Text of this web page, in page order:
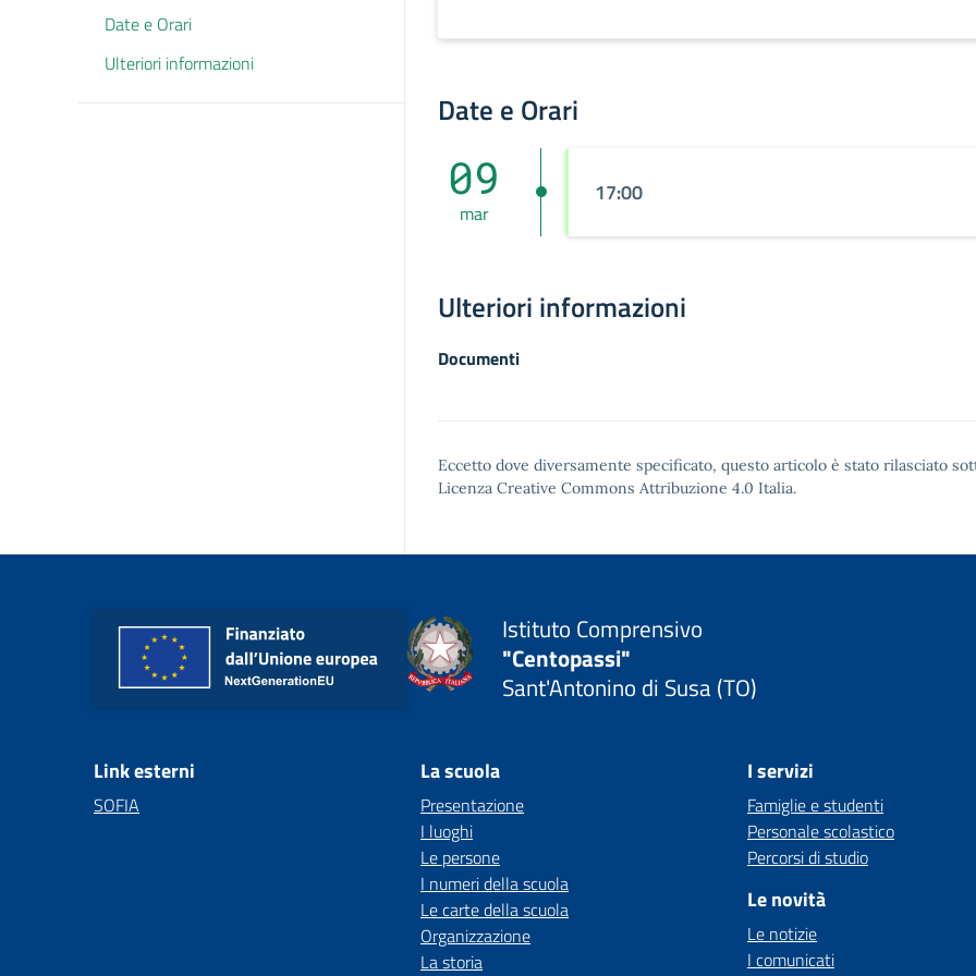
Date e Orari
Ulteriori informazioni
Date e Orari
09
mar
17:00
Ulteriori informazioni
Documenti
Eccetto dove diversamente specificato, questo articolo è stato rilasciato
Licenza Creative Commons Attribuzione 4.0 Italia.
Istituto Comprensivo
"Centopassi"
Sant'Antonino di Susa (TO)
Link esterni
SOFIA
La scuola
Presentazione
I luoghi
Le persone
I numeri della scuola
Le carte della scuola
Organizzazione
La storia
I servizi
Famiglie e studenti
Personale scolastico
Percorsi di studio
Le novità
Le notizie
I comunicati